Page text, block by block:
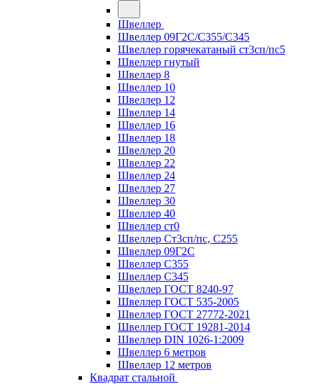
Швеллер
Швеллер 09Г2С/С355/С345
Швеллер горячекатаный ст3сп/пс5
Швеллер гнутый
Швеллер 8
Швеллер 10
Швеллер 12
Швеллер 14
Швеллер 16
Швеллер 18
Швеллер 20
Швеллер 22
Швеллер 24
Швеллер 27
Швеллер 30
Швеллер 40
Швеллер ст0
Швеллер Ст3сп/пс, С255
Швеллер 09Г2С
Швеллер С355
Швеллер С345
Швеллер ГОСТ 8240-97
Швеллер ГОСТ 535-2005
Швеллер ГОСТ 27772-2021
Швеллер ГОСТ 19281-2014
Швеллер DIN 1026-1:2009
Швеллер 6 метров
Швеллер 12 метров
Квадрат стальной